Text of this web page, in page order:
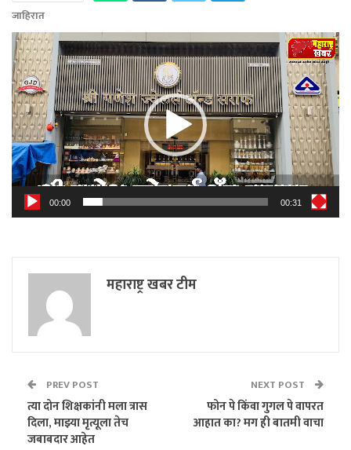
जाहिरात
Video
Player
00:00 00:31
महाराष्ट्र खबर टीम
PREV POST
त्या दोन शिक्षकांनी मला त्रास
दिला, माझ्या मृत्यूला तेच
जबाबदार आहेत
NEXT POST
फोन पे किंवा गुगल पे वापरत
आहात का? मग ही बातमी वाचा